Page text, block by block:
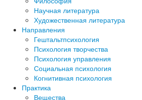
Научная литература
Художественная литература
Направления
Гештальтпсихология
Психология творчества
Психология управления
Социальная психология
Когнитивная психология
Практика
Вещества